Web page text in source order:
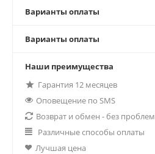
Варианты оплаты
Варианты оплаты
Наши преимущества
Гарантия 12 месяцев
Оповещение по SMS
Возврат и обмен - без проблем
Различные способы оплаты
Лучшая цена